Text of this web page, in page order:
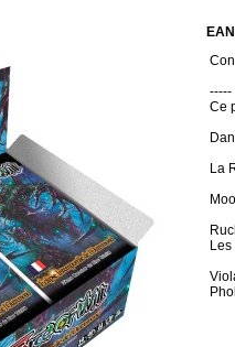
-----
Ce
La